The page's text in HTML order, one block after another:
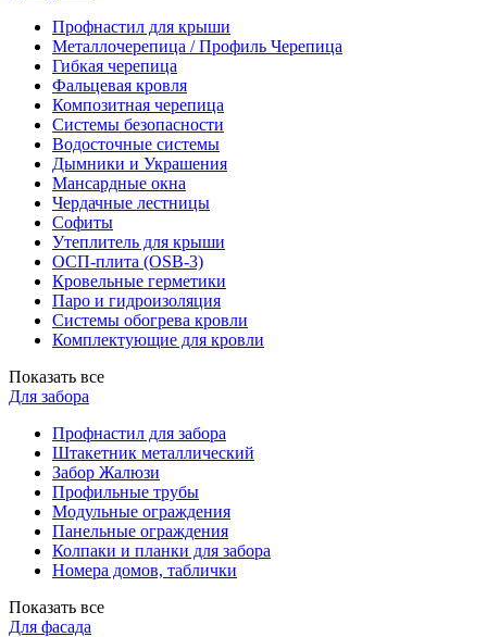
Профнастил для крыши
Металлочерепица / Профиль Черепица
Гибкая черепица
Фальцевая кровля
Композитная черепица
Системы безопасности
Водосточные системы
Дымники и Украшения
Мансардные окна
Чердачные лестницы
Софиты
Утеплитель для крыши
ОСП-плита (OSB-3)
Кровельные герметики
Паро и гидроизоляция
Системы обогрева кровли
Комплектующие для кровли
Показать все
Для забора
Профнастил для забора
Штакетник металлический
Забор Жалюзи
Профильные трубы
Модульные ограждения
Панельные ограждения
Колпаки и планки для забора
Номера домов, таблички
Показать все
Для фасада